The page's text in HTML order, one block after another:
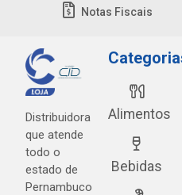
Notas Fiscais
Distribuidora
que atende
todo o
estado de
Pernambuco
Alimentos
Bebidas